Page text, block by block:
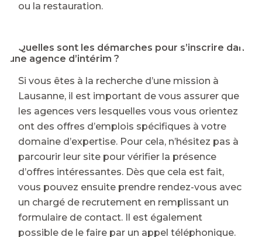
ou la restauration.
⭐ Quelles sont les démarches pour s’inscrire dans
une agence d’intérim ?
Si vous êtes à la recherche d’une mission à
Lausanne, il est important de vous assurer que
les agences vers lesquelles vous vous orientez
ont des offres d’emplois spécifiques à votre
domaine d’expertise. Pour cela, n’hésitez pas à
parcourir leur site pour vérifier la présence
d’offres intéressantes. Dès que cela est fait,
vous pouvez ensuite prendre rendez-vous avec
un chargé de recrutement en remplissant un
formulaire de contact. Il est également
possible de le faire par un appel téléphonique.